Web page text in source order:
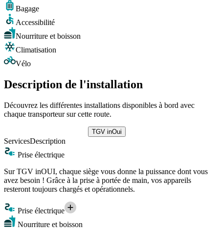
Bagage
Accessibilité
Nourriture et boisson
Climatisation
Vélo
Description de l'installation
Découvrez les différentes installations disponibles à bord avec
chaque transporteur sur cette route.
TGV inOui
ServicesDescription
Prise électrique
Sur TGV inOUI, chaque siège vous donne la puissance dont vous
avez besoin ! Grâce à la prise à portée de main, vos appareils
resteront toujours chargés et opérationnels.
Prise électrique
Nourriture et boisson